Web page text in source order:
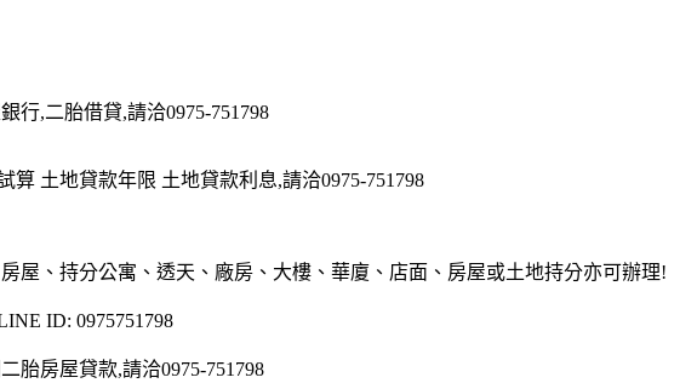
行,二胎借貸,請洽0975-751798
土地貸款年限 土地貸款利息,請洽0975-751798
屋、持分公寓、透天、廠房、大樓、華廈、店面、房屋或土地持分亦可辦理!
ID: 0975751798
胎房屋貸款,請洽0975-751798